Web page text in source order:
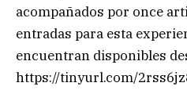
acompañados por once
entradas para esta
encuentran disponibles
https://tinyurl.com/